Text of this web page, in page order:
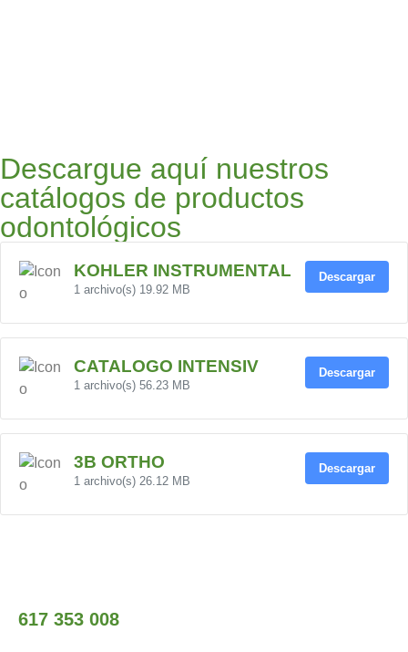
Descargue aquí nuestros
catálogos de productos
odontológicos
KOHLER INSTRUMENTAL
1 archivo(s) 19.92 MB
Descargar
CATALOGO INTENSIV
1 archivo(s) 56.23 MB
Descargar
3B ORTHO
1 archivo(s) 26.12 MB
Descargar
617 353 008